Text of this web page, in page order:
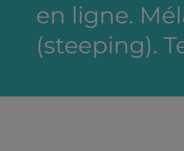
en ligne.
(steeping).